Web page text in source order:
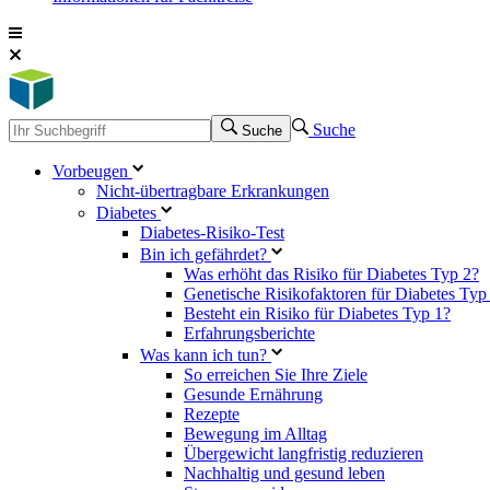
Suche Suche
Vorbeugen
Nicht-übertragbare Erkrankungen
Diabetes
Diabetes-Risiko-Test
Bin ich gefährdet?
Was erhöht das Risiko für Diabetes Typ 2?
Genetische Risikofaktoren für Diabetes Typ
Besteht ein Risiko für Diabetes Typ 1?
Erfahrungsberichte
Was kann ich tun?
So erreichen Sie Ihre Ziele
Gesunde Ernährung
Rezepte
Bewegung im Alltag
Übergewicht langfristig reduzieren
Nachhaltig und gesund leben